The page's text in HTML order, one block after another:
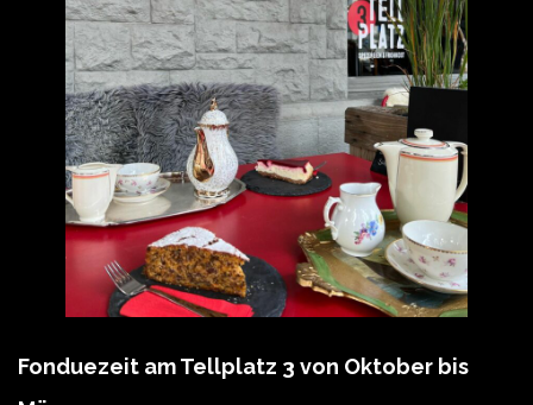
Fonduezeit am Tellplatz 3 von Oktober bis